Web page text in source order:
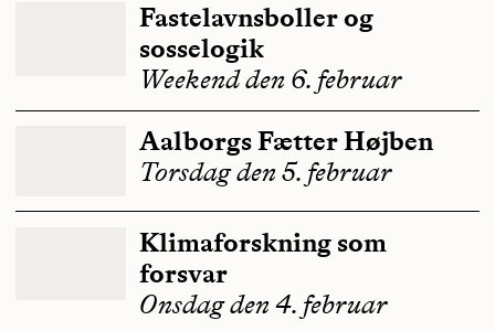
Fastelavnsboller og
sosselogik
Weekend den 6. februar
Aalborgs Fætter Højben
Torsdag den 5. februar
Klimaforskning som
forsvar
Onsdag den 4. februar